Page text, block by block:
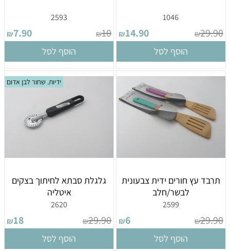
1046
₪29.90
₪14.90
הוסף לסל
2593
₪10
₪7.90
הוסף לסל
תרבד עץ חורים ידית צבעונית
לבשר/חלב
2599
₪29.90
₪6
הוסף לסל
ידיות. שחור לבן אדום
גלגלת סבתא לחיתוך בצקים
איטליה
2620
₪29.90
₪18
הוסף לסל